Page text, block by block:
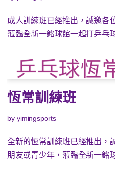
成人訓練班已經推出，誠邀各
蒞臨全新一銘球館一起打乒乓
恆常訓練班
by yimingsports
全新的恆常訓練班已經推出，
朋友或青少年，蒞臨全新一銘